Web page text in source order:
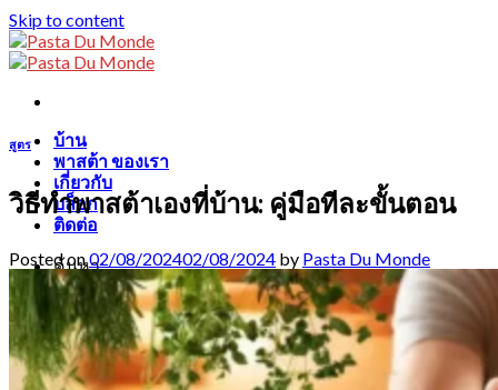
Skip to content
บ้าน
พาสต้า ของเรา
เกี่ยวกับ
บล็อก
ติดต่อ
ค้นหา:
ไทย
English
Français
สูตร
วิธีทำพาสต้าเองที่บ้าน: คู่มือทีละขั้นตอน
Posted on02/08/202402/08/2024 by Pasta Du Monde